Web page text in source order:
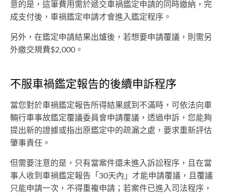
意的是，這筆費用需於遞交車禍鑑定申請的同時繳納，完
成支付後，車禍鑑定申請才會進入鑑定程序。
另外，在鑑定申請結果出爐後，若想要申請覆議，則需另
外繳交規費$2,000。
不服車禍鑑定報告的後續申訴程序
當您對於車禍鑑定報告所得結果感到不滿時，可依法向車
輛行車事故鑑定覆議委員會申請覆議，透過申訴，您能夠
提出新的證據或指出原鑑定中的疏漏之處，要求重新評估
肇事責任。
但需要注意的是，只有當案件還未進入訴訟程序，且在當
事人收到車禍鑑定報告「30天內」才能申請覆議，且覆議
只能申請一次，不得重複申請；若案件已進入司法程序，